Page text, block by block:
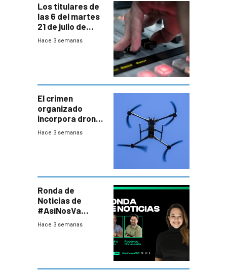
Los titulares de
las 6 del martes
21 de julio de
2026
Hace 3 semanas
El crimen
organizado
incorpora drones
y abre un nuevo
Hace 3 semanas
Ronda de
Noticias de
#AsíNosVa
(20/7/26)
Hace 3 semanas